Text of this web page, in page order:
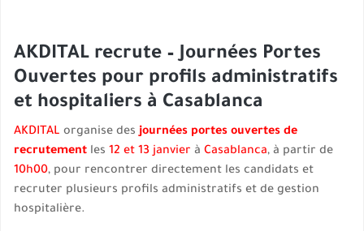
AKDITAL recrute – Journées Portes
Ouvertes pour profils administratifs
et hospitaliers à Casablanca
AKDITAL organise desjournées portes ouvertes de
recrutement les 12 et 13 janvier à Casablanca, à partir de
10h00, pour rencontrer directement les candidats et
recruter plusieurs profils administratifs et de gestion
hospitalière.